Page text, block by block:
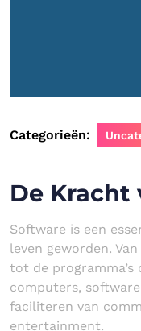
Categorieën:
De Kracht
Software is een
leven geworden.
tot de programma’s
computers,
faciliteren van
entertainment.